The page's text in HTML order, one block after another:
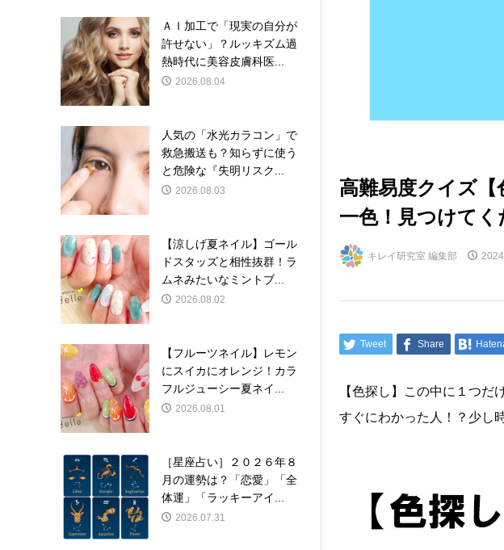
高難易度クイズ
一色！見つけてく
キレイ研究室 編集部
Tweet Share
【色探し】この中に１つだ
すぐにわかった人！？少し
ＡＩ加工で「現実の自分が
許せない」？ルッキズム過
熱時代に美容皮膚科医...
2026.08.04
人気の「水光カラコン」で
救急搬送も？知らずに使う
と危険な『失明リスク...
2026.08.03
【涼しげ夏ネイル】ゴール
ドスタッズと相性抜群！ラ
ムネみたいなミントブ...
2026.08.02
【フルーツネイル】レモン
にスイカにオレンジ！カラ
フルジューシー夏ネイ...
2026.08.01
［星座占い］２０２６年８
月の運勢は？「恋愛」「全
体運」「ラッキーアイ...
2026.07.31